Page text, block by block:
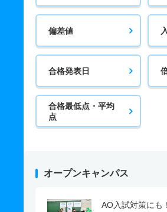
偏差値
合格発表日
合格最低点・平均
点
オープンキャンパス
AO入試対策にも